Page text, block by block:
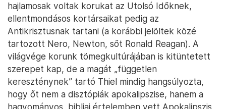
hajlamosak voltak korukat az Utolsó Időknek,
ellentmondásos kortársaikat pedig az
Antikrisztusnak tartani (a korábbi jelöltek közé
tartozott Nero, Newton, sőt Ronald Reagan). A
világvége korunk tömegkultúrájában is kitüntetett
szerepet kap, de a magát „független
kereszténynek” tartó Thiel mindig hangsúlyozta,
hogy őt nem a disztópiák apokalipszise, hanem a
hagyományos, bibliai értelemben vett Apokalipszis